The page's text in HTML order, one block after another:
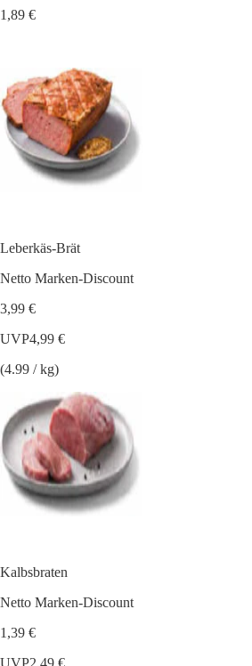
1,89 €
Leberkäs-Brät
Netto Marken-Discount
3,99 €
UVP4,99 €
(4.99 / kg)
Kalbsbraten
Netto Marken-Discount
1,39 €
UVP2,49 €